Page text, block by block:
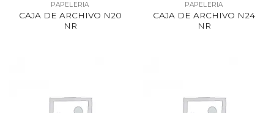
PAPELERIA
CAJA DE ARCHIVO N20
NR
PAPELERIA
CAJA DE ARCHIVO N24
NR